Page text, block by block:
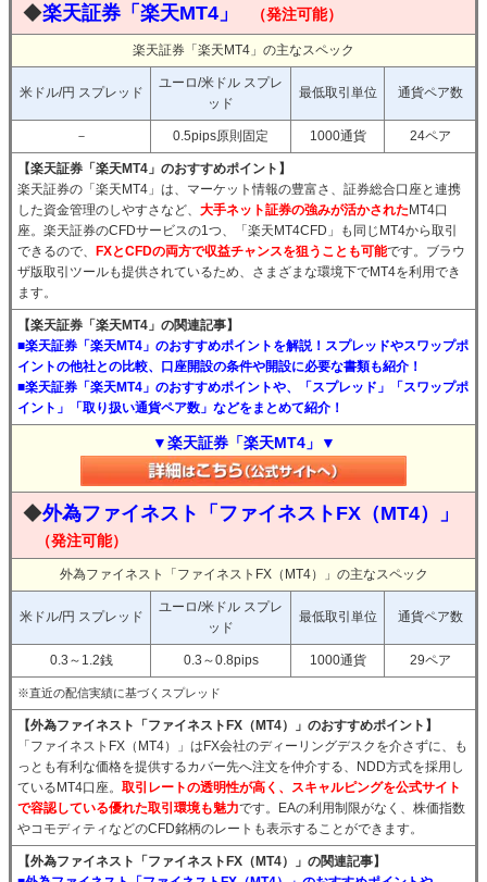
◆楽天証券「楽天MT4」 （発注可能）
楽天証券「楽天MT4」の主なスペック
米ドル/円 スプレッド
ユーロ/米ドル スプレ
ッド
最低取引単位 通貨ペア数
－ 0.5pips原則固定 1000通貨 24ペア
【楽天証券「楽天MT4」のおすすめポイント】
楽天証券の「楽天MT4」は、マーケット情報の豊富さ、証券総合口座と連携
した資金管理のしやすさなど、 大手ネット証券の強みが活かされた MT4口
座。楽天証券のCFDサービスの1つ、「楽天MT4CFD」も同じMT4から取引
できるので、
FXとCFDの両方で収益チャンスを狙うことも可能です。ブラウ
ザ版取引ツールも提供されているため、さまざまな環境下でMT4を利用でき
ます。
【楽天証券「楽天MT4」の関連記事】
■楽天証券「楽天MT4」のおすすめポイントを解説！スプレッドやスワップポ
イントの他社との比較、口座開設の条件や開設に必要な書類も紹介！
■楽天証券「楽天MT4」のおすすめポイントや、「スプレッド」「スワップポ
イント」「取り扱い通貨ペア数」などをまとめて紹介！
▼楽天証券「楽天MT4」▼
◆外為ファイネスト「ファイネストFX（MT4）」
（発注可能）
外為ファイネスト「ファイネストFX（MT4）」の主なスペック
米ドル/円 スプレッド
ユーロ/米ドル スプレ
ッド
最低取引単位 通貨ペア数
0.3～1.2銭 0.3～0.8pips 1000通貨 29ペア
※直近の配信実績に基づくスプレッド
【外為ファイネスト「ファイネストFX（MT4）」のおすすめポイント】
「ファイネストFX（MT4）」はFX会社のディーリングデスクを介さずに、も
っとも有利な価格を提供するカバー先へ注文を仲介する、NDD方式を採用し
ているMT4口座。 取引レートの透明性が高く、スキャルピングを公式サイト
で容認している優れた取引環境も魅力です。EAの利用制限がなく、株価指数
やコモディティなどのCFD銘柄のレートも表示することができます。
【外為ファイネスト「ファイネストFX（MT4）」の関連記事】